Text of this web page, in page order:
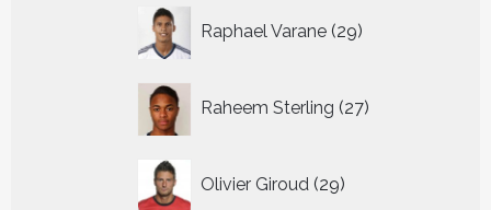
Raphael Varane 29
producten
Raheem Sterling 27
producten
Olivier Giroud 29
producten